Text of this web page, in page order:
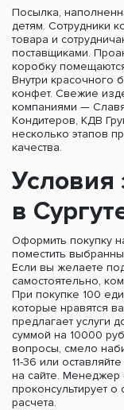
Посылка,
детям. Сотрудники
товара и
поставщиками.
коробку
Внутри красочного
конфет. Свежие
компаниями —
Кондитеров, КДВ
несколько этапов
качества.
Условия
в
Оформить покупку
поместить
Если вы желаете
самостоятельно,
При покупке 100
которые нравятся
предлагает услуги
суммой на 10000
вопросы, смело
11-36 или
на сайте. Менеджер
проконсультирует
расчета.